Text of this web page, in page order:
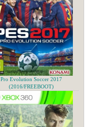
Pro Evolution Soccer 2017
(2016/FREEBOOT)